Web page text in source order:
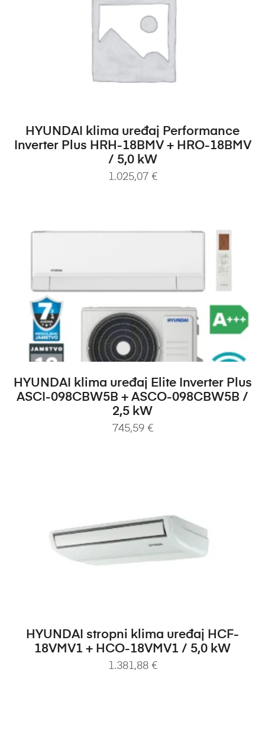
DODAJ U KOŠARICU
HYUNDAI klima uređaj Performance
Inverter Plus HRH-18BMV + HRO-18BMV
/ 5,0 kW
1.025,07 €
DODAJ U KOŠARICU
HYUNDAI klima uređaj Elite Inverter Plus
ASCI-098CBW5B + ASCO-098CBW5B /
2,5 kW
745,59 €
DODAJ U KOŠARICU
HYUNDAI stropni klima uređaj HCF-
18VMV1 + HCO-18VMV1 / 5,0 kW
1.381,88 €